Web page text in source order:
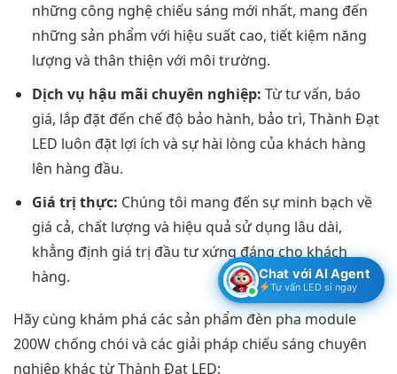
những công nghệ chiếu sáng mới nhất, mang đến
những sản phẩm với hiệu suất cao, tiết kiệm năng
lượng và thân thiện với môi trường.
Dịch vụ hậu mãi chuyên nghiệp: Từ tư vấn, báo
giá, lắp đặt đến chế độ bảo hành, bảo trì, Thành Đạt
LED luôn đặt lợi ích và sự hài lòng của khách hàng
lên hàng đầu.
Giá trị thực: Chúng tôi mang đến sự minh bạch về
giá cả, chất lượng và hiệu quả sử dụng lâu dài,
khẳng định giá trị đầu tư xứng đáng cho khách
hàng.
Hãy cùng khám phá các sản phẩm đèn pha module
200W chống chói và các giải pháp chiếu sáng chuyên
nghiệp khác từ Thành Đạt LED:
Chat với AI Agent
Tư vấn LED sỉ ngay